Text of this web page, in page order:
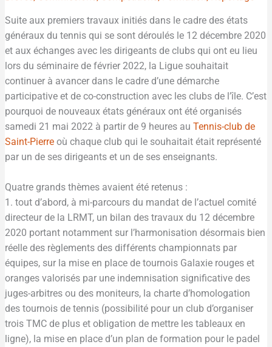
Suite aux premiers travaux initiés dans le cadre des états
généraux du tennis qui se sont déroulés le 12 décembre 2020
et aux échanges avec les dirigeants de clubs qui ont eu lieu
lors du séminaire de février 2022, la Ligue souhaitait
continuer à avancer dans le cadre d’une démarche
participative et de co-construction avec les clubs de l’île. C’est
pourquoi de nouveaux états généraux ont été organisés
samedi 21 mai 2022 à partir de 9 heures auTennis-club de
Saint-Pierre où chaque club qui le souhaitait était représenté
par un de ses dirigeants et un de ses enseignants.
Quatre grands thèmes avaient été retenus :
1. tout d’abord, à mi-parcours du mandat de l’actuel comité
directeur de la LRMT, un bilan des travaux du 12 décembre
2020 portant notamment sur l’harmonisation désormais bien
réelle des règlements des différents championnats par
équipes, sur la mise en place de tournois Galaxie rouges et
oranges valorisés par une indemnisation significative des
juges-arbitres ou des moniteurs, la charte d’homologation
des tournois de tennis (possibilité pour un club d’organiser
trois TMC de plus et obligation de mettre les tableaux en
ligne), la mise en place d’un plan de formation pour le padel